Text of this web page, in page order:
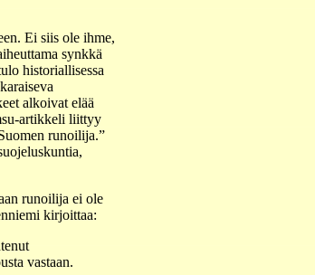
Ei siis ole ihme,
synkkä
historiallisessa
alkoivat elää
artikkeli liittyy
runoilija.”
runoilija ei ole
kirjoittaa:
vastaan.